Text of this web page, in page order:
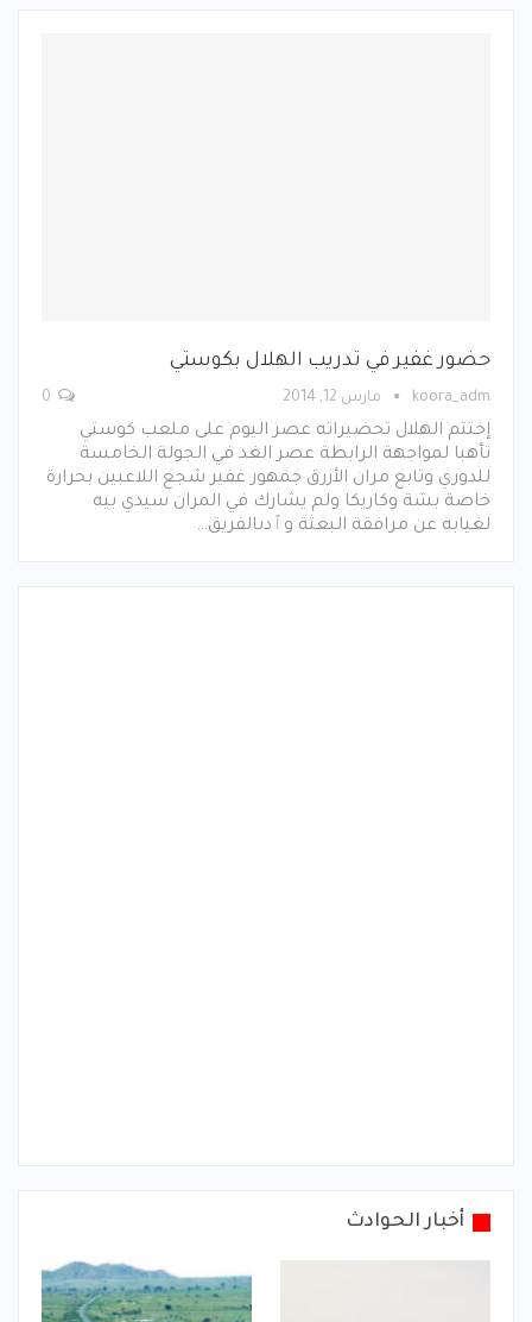
حضور غفير في تدريب الهلال بكوستي
koora_adm مارس 12, 2014
إختتم الهلال تحضيراته عصر اليوم على ملعب كوستي
تأهبا لمواجهة الرابطة عصر الغد في الجولة الخامسة
للدوري وتابع مران الأزرق جمهور غفير شجع اللاعبين بحرارة
خاصة بشة وكاريكا ولم يشارك في المران سيدي بيه
لغيابه عن مرافقة البعثة وٱدىالفريق…
أخبار الحوادث